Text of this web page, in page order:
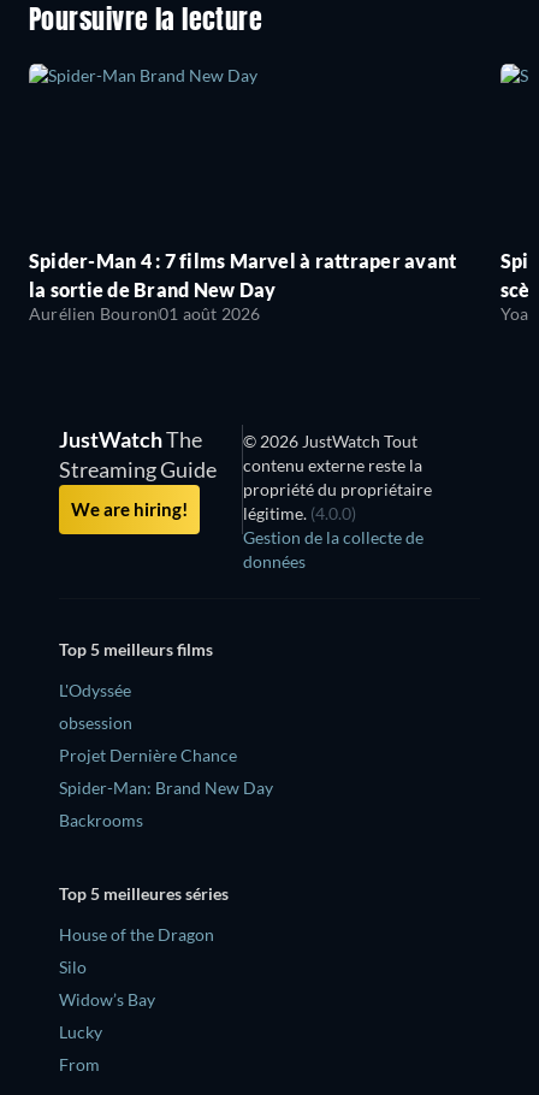
Poursuivre la lecture
Spider-Man 4 : 7 films Marvel à rattraper avant
la sortie de Brand New Day
Aurélien Bouron01 août 2026
JustWatchThe
Streaming Guide
We are hiring!
© 2026 JustWatch Tout
contenu externe reste la
propriété du propriétaire
légitime. (4.0.0)
Gestion de la collecte de
données
Top 5 meilleurs films
L'Odyssée
obsession
Projet Dernière Chance
Spider-Man: Brand New Day
Backrooms
Top 5 meilleures séries
House of the Dragon
Silo
Widow’s Bay
Lucky
From